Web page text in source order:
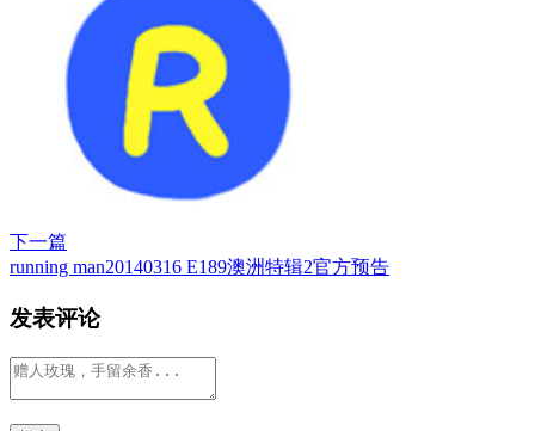
下一篇
running man20140316 E189澳洲特辑2官方预告
发表评论